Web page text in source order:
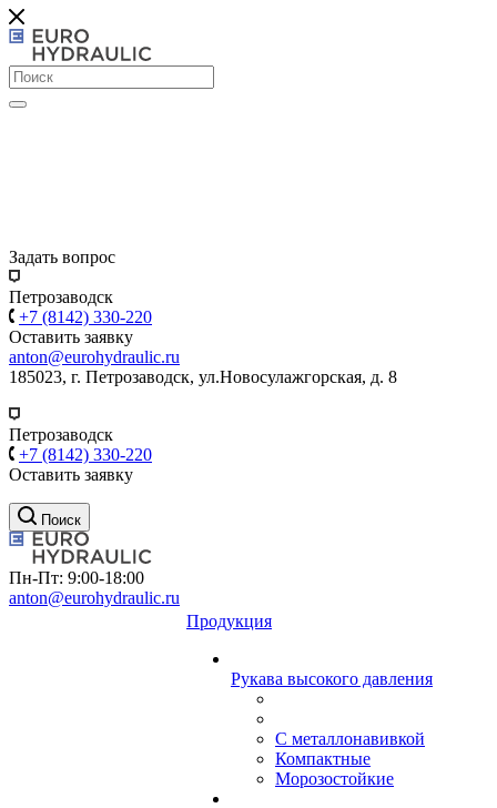
Задать вопрос
Петрозаводск
+7 (8142) 330-220
Оставить заявку
anton@eurohydraulic.ru
185023, г. Петрозаводск, ул.Новосулажгорская, д. 8
Петрозаводск
+7 (8142) 330-220
Оставить заявку
Поиск
Пн-Пт: 9:00-18:00
anton@eurohydraulic.ru
Продукция
Рукава высокого давления
С металлонавивкой
Компактные
Морозостойкие